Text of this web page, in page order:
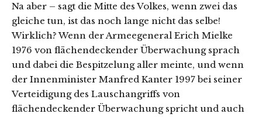
Na aber – sagt die Mitte des Volkes, wenn zwei das
gleiche tun, ist das noch lange nicht das selbe!
Wirklich? Wenn der Armeegeneral Erich Mielke
1976 von flächendeckender Überwachung sprach
und dabei die Bespitzelung aller meinte, und wenn
der Innenminister Manfred Kanter 1997 bei seiner
Verteidigung des Lauschangriffs von
flächendeckender Überwachung spricht und auch